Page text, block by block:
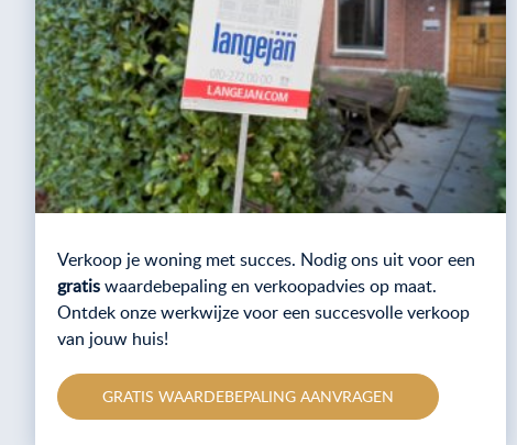
Verkoop je woning met succes. Nodig ons uit voor een
gratiswaardebepaling en verkoopadvies op maat.
Ontdek onze werkwijze voor een succesvolle verkoop
van jouw huis!
GRATIS WAARDEBEPALING AANVRAGEN